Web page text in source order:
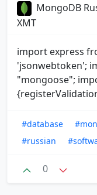
MongoDB
XMT
import express
'jsonwebtoken';
"mongoose";
#database
#russian
0